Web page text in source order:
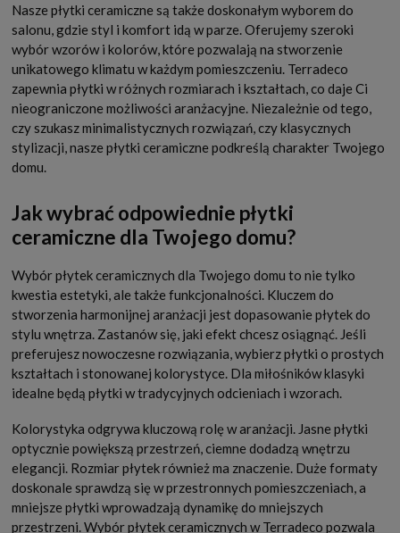
Nasze płytki ceramiczne są także doskonałym wyborem do
salonu, gdzie styl i komfort idą w parze. Oferujemy szeroki
wybór wzorów i kolorów, które pozwalają na stworzenie
unikatowego klimatu w każdym pomieszczeniu. Terradeco
zapewnia płytki w różnych rozmiarach i kształtach, co daje Ci
nieograniczone możliwości aranżacyjne. Niezależnie od tego,
czy szukasz minimalistycznych rozwiązań, czy klasycznych
stylizacji, nasze płytki ceramiczne podkreślą charakter Twojego
domu.
Jak wybrać odpowiednie płytki
ceramiczne dla Twojego domu?
Wybór płytek ceramicznych dla Twojego domu to nie tylko
kwestia estetyki, ale także funkcjonalności. Kluczem do
stworzenia harmonijnej aranżacji jest dopasowanie płytek do
stylu wnętrza. Zastanów się, jaki efekt chcesz osiągnąć. Jeśli
preferujesz nowoczesne rozwiązania, wybierz płytki o prostych
kształtach i stonowanej kolorystyce. Dla miłośników klasyki
idealne będą płytki w tradycyjnych odcieniach i wzorach.
Kolorystyka odgrywa kluczową rolę w aranżacji. Jasne płytki
optycznie powiększą przestrzeń, ciemne dodadzą wnętrzu
elegancji. Rozmiar płytek również ma znaczenie. Duże formaty
doskonale sprawdzą się w przestronnych pomieszczeniach, a
mniejsze płytki wprowadzają dynamikę do mniejszych
przestrzeni. Wybór płytek ceramicznych w Terradeco pozwala